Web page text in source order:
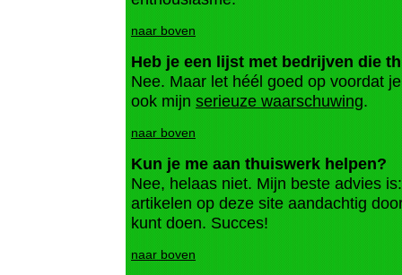
naar boven
Heb je een lijst met bedrijven die
Nee. Maar let héél goed op voordat
ook mijn serieuze waarschuwing.
naar boven
Kun je me aan thuiswerk helpen?
Nee, helaas niet. Mijn beste advies
artikelen op deze site aandachtig
kunt doen. Succes!
naar boven